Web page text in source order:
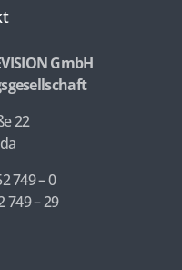
GmbH
22
749 – 0
749 – 29